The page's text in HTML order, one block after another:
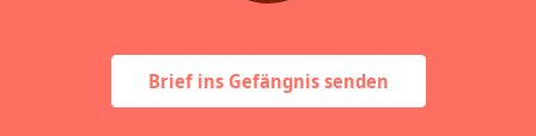
Brief ins Gefängnis senden